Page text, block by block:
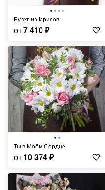
Букет из Ирисов
от7 410₽
Ты в Моём Сердце
от 10 374₽